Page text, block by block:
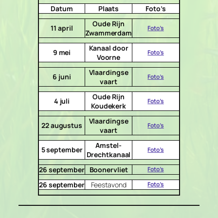
Datum Plaats Foto’s
11 april
Oude Rijn
Zwammerdam
Foto’s
9 mei
Kanaal door
Voorne
Foto’s
6 juni
Vlaardingse
vaart
Foto’s
4 juli
Oude Rijn
Koudekerk
Foto’s
22 augustus
Vlaardingse
vaart
Foto’s
5 september
Amstel-
Drechtkanaal
Foto’s
26 september Boonervliet Foto’s
26 september Feestavond Foto’s